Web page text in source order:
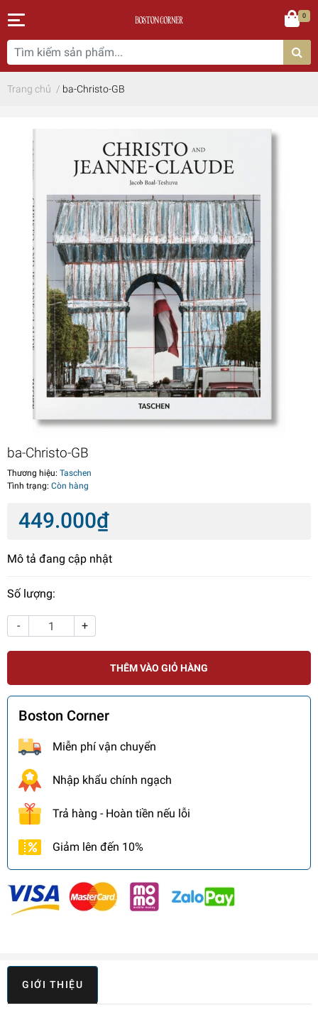
0
Trang chủ / ba-Christo-GB
ba-Christo-GB
Thương hiệu: Taschen
Tình trạng: Còn hàng
449.000₫
Mô tả đang cập nhật
Số lượng:
- +
THÊM VÀO GIỎ HÀNG
Boston Corner
Miễn phí vận chuyển
Nhập khẩu chính ngạch
Trả hàng - Hoàn tiền nếu lỗi
Giảm lên đến 10%
GIỚI THIỆU